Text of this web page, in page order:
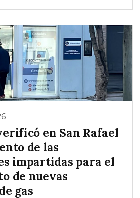
en San Rafael
de las
impartidas para el
de nuevas
gas